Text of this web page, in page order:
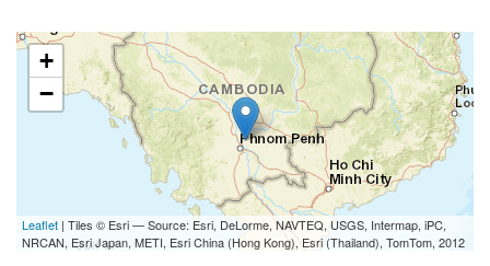
+
−
Leaflet | Tiles © Esri — Source: Esri, DeLorme, NAVTEQ, USGS, Intermap, iPC,
NRCAN, Esri Japan, METI, Esri China (Hong Kong), Esri (Thailand), TomTom, 2012